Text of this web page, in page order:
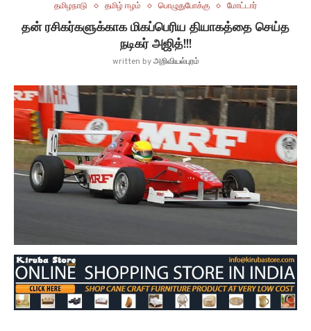
தமிழநாடு
தமிழ் ஈழம் பொழுதுபோக்கு மோட்டார்
தன் ரசிகர்களுக்காக மிகப்பெரிய தியாகத்தை செய்த
நடிகர் அஜித்!!!
written byஅறிவியல்புரம்